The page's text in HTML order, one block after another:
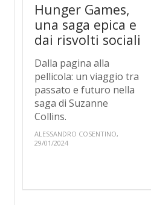
Hunger Games,
una saga epica e
dai risvolti sociali
Dalla pagina alla
pellicola: un viaggio tra
passato e futuro nella
saga di Suzanne
Collins.
ALESSANDRO COSENTINO,
29/01/2024